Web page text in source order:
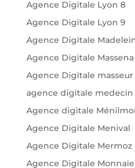
Agence Digitale Lyon 8
Agence Digitale Lyon 9
Agence Digitale
Agence Digitale Massena
Agence Digitale masseur
agence digitale medecin
Agence digitale
Agence Digitale Menival
Agence Digitale Mermoz
Agence Digitale Monnaie